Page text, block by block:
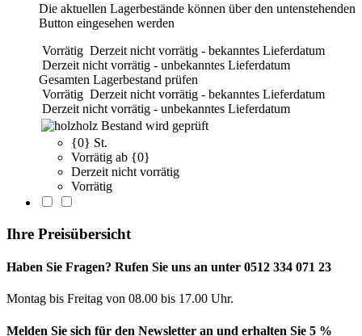
Die aktuellen Lagerbestände können über den untenstehenden
Button eingesehen werden
Vorrätig Derzeit nicht vorrätig - bekanntes Lieferdatum
Derzeit nicht vorrätig - unbekanntes Lieferdatum
Gesamten Lagerbestand prüfen
Vorrätig Derzeit nicht vorrätig - bekanntes Lieferdatum
Derzeit nicht vorrätig - unbekanntes Lieferdatum
holz Bestand wird geprüft
{0} St.
Vorrätig ab {0}
Derzeit nicht vorrätig
Vorrätig
Ihre Preisübersicht
Haben Sie Fragen? Rufen Sie uns an unter 0512 334 071 23
Montag bis Freitag von 08.00 bis 17.00 Uhr.
Melden Sie sich für den Newsletter an und erhalten Sie 5 %